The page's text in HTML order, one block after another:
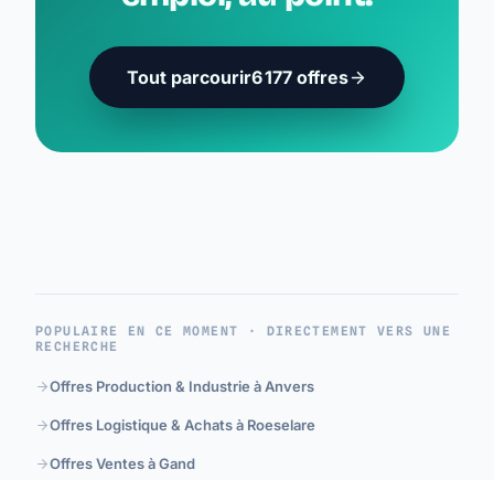
Tout parcourir6 177 offres
POPULAIRE EN CE MOMENT · DIRECTEMENT VERS UNE
RECHERCHE
Offres Production & Industrie à Anvers
Offres Logistique & Achats à Roeselare
Offres Ventes à Gand